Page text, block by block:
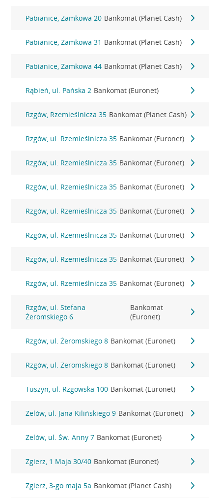
Pabianice, Zamkowa 20 Bankomat (Planet Cash)
Pabianice, Zamkowa 31 Bankomat (Planet Cash)
Pabianice, Zamkowa 44 Bankomat (Planet Cash)
Rąbień, ul. Pańska 2 Bankomat (Euronet)
Rzgów, Rzemieślnicza 35 Bankomat (Planet Cash)
Rzgów, ul. Rzemieślnicza 35 Bankomat (Euronet)
Rzgów, ul. Rzemieślnicza 35 Bankomat (Euronet)
Rzgów, ul. Rzemieślnicza 35 Bankomat (Euronet)
Rzgów, ul. Rzemieślnicza 35 Bankomat (Euronet)
Rzgów, ul. Rzemieślnicza 35 Bankomat (Euronet)
Rzgów, ul. Rzemieślnicza 35 Bankomat (Euronet)
Rzgów, ul. Rzemieślnicza 35 Bankomat (Euronet)
Rzgów, ul. Stefana
Żeromskiego 6
Bankomat
(Euronet)
Rzgów, ul. Żeromskiego 8 Bankomat (Euronet)
Rzgów, ul. Żeromskiego 8 Bankomat (Euronet)
Tuszyn, ul. Rzgowska 100 Bankomat (Euronet)
Zelów, ul. Jana Kilińskiego 9 Bankomat (Euronet)
Zelów, ul. Św. Anny 7 Bankomat (Euronet)
Zgierz, 1 Maja 30/40 Bankomat (Euronet)
Zgierz, 3-go maja 5a Bankomat (Planet Cash)